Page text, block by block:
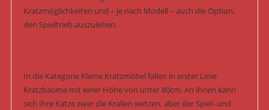
Kratzmöglichkeiten und – je nach Modell – auch die Option,
den Spieltrieb auszuleben.
In die Kategorie Kleine Kratzmöbel fallen in erster Linie
Kratzbäume mit einer Höhe von unter 80cm. An ihnen kann
sich Ihre Katze zwar die Krallen wetzen, aber der Spiel- und